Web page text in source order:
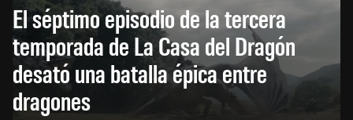
El séptimo episodio de la tercera
temporada de La Casa del Dragón
desató una batalla épica entre
dragones